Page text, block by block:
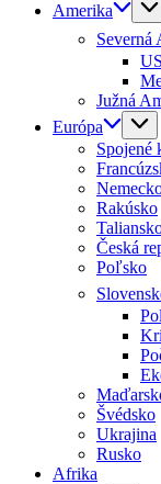
Amerika
Severná
Južná
Európa
Spojené
Rakúsko
Česká
Poľsko
Švédsko
Ukrajina
Rusko
Afrika